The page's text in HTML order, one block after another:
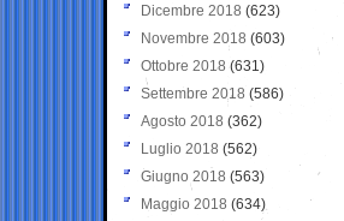
Dicembre 2018 (623)
Novembre 2018 (603)
Ottobre 2018 (631)
Settembre 2018 (586)
Agosto 2018 (362)
Luglio 2018 (562)
Giugno 2018 (563)
Maggio 2018 (634)